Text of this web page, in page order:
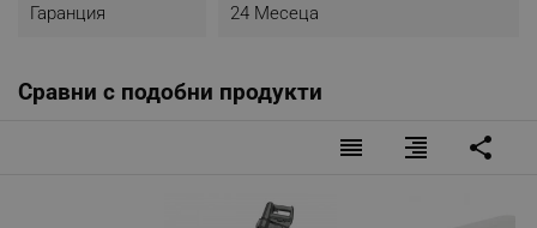
Многофункционална
С компактната акумулаторна прахосмукачка
Гаранция 24 Месеца
Сравни с подобни продукти
reorder format_align_right share